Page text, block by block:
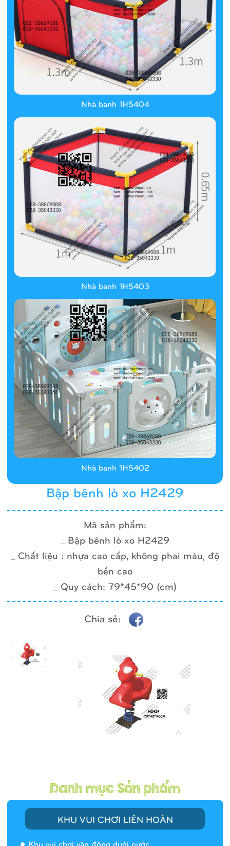
KHU VUI CHƠI LIÊN HOÀN
Khu vui chơi vận động dưới nước
Bập bênh lò xo H2429
Mã sản phẩm:
_ Bập bênh lò xo H2429
_ Chất liệu : nhựa cao cấp, không phai màu, độ
bền cao
_ Quy cách: 79*45*90 (cm)
Chia sẻ:
Nhà banh 1H5404
Nhà banh 1H5403
Nhà banh 1H5402